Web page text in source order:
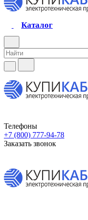
Каталог
Телефоны
+7 (800) 777-94-78
Заказать звонок